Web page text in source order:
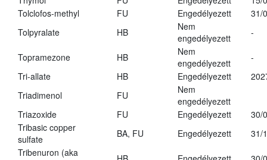
Tolclofos-methyl
FU Engedélyezett
31/
Tolpyralate
HB
Nem
engedélyezett
-
Topramezone HB
Nem
engedélyezett
-
Tri-allate
HB Engedélyezett
Triadimenol
FU
Nem
engedélyezett
Triazoxide
FU Engedélyezett
30/
Tribasic copper
sulfate
BA, FU Engedélyezett
31/
Tribenuron (aka